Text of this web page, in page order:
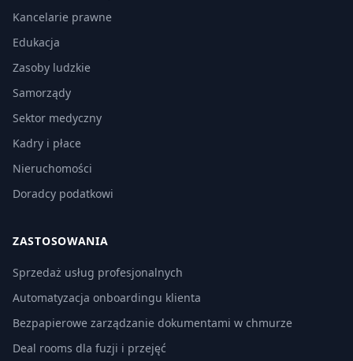
Kancelarie prawne
Edukacja
Zasoby ludzkie
Samorządy
Sektor medyczny
Kadry i płace
Nieruchomości
Doradcy podatkowi
ZASTOSOWANIA
Sprzedaż usług profesjonalnych
Automatyzacja onboardingu klienta
Bezpapierowe zarządzanie dokumentami w chmurze
Deal rooms dla fuzji i przejęć